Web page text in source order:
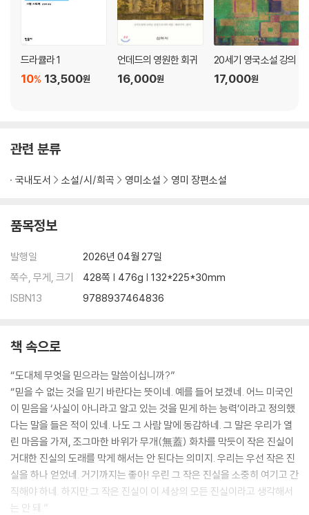
드라큘라 1
13,500원
10%
언데드의 영원한 회귀
16,000원
20세기 영국소설 강의
17,000원
관련 분류
국내도서 소설/시/희곡 영미소설 영미 장편소설
품목정보
발행일
2026년 04월 27일
쪽수, 무게, 크기
428쪽 | 476g | 132*225*30mm
ISBN13
9788937464836
책 속으로
“도대체 무엇을 믿으라는 말씀이십니까?”
“믿을 수 없는 것을 믿기 바란다는 뜻이네. 예를 들어 보겠네. 어느 미국인
이 믿음을 ‘사실이 아니라고 알고 있는 것을 믿게 하는 능력’이라고 정의했
다는 말을 들은 적이 있네. 나도 그 사람 말에 동감하네. 그 말은 우리가 열
린 마음을 가져, 조그마한 바위가 무개(無蓋) 화차를 막듯이 작은 진실이
거대한 진실의 도래를 막게 해서는 안 된다는 의미지. 우리는 우선 작은 진
실을 하나 얻었네. 거기까지는 좋아! 우린 그 작은 진실을 소중히 여기고 간
직해야 하네. 하지만 그 작은 진실이 이 세상의 모든 진실이라고 생각해서
는 안 돼.”